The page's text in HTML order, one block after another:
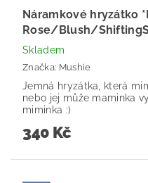
Náramkové hryzátko
Rose/Blush/
Skladem
Značka: Mushie
Jemná hryzátka, která
nebo jej může maminka
miminka :)
340 Kč